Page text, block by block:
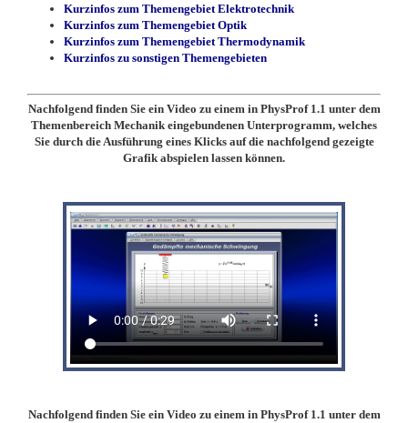
Kurzinfos zum Themengebiet Elektrotechnik
Kurzinfos zum Themengebiet Optik
Kurzinfos zum Themengebiet Thermodynamik
Kurzinfos zu sonstigen Themengebieten
Nachfolgend finden Sie ein Video zu einem in PhysProf 1.1 unter dem
Themenbereich Mechanik eingebundenen Unterprogramm, welches
Sie durch die Ausführung eines Klicks auf die nachfolgend gezeigte
Grafik abspielen lassen können.
Nachfolgend finden Sie ein Video zu einem in PhysProf 1.1 unter dem